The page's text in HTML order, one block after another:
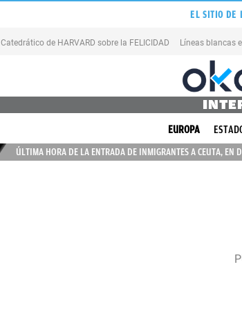
EL SITIO DE
Catedrático de HARVARD sobre la FELICIDAD Líneas blancas
EUROPA
ÚLTIMA HORA DE LA ENTRADA DE INMIGRANTES A CEUTA, EN